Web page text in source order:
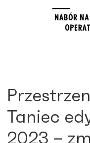
Taniec
2023 –